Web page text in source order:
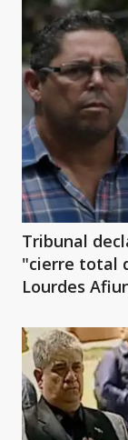
Tribunal
"cierre total
Lourdes